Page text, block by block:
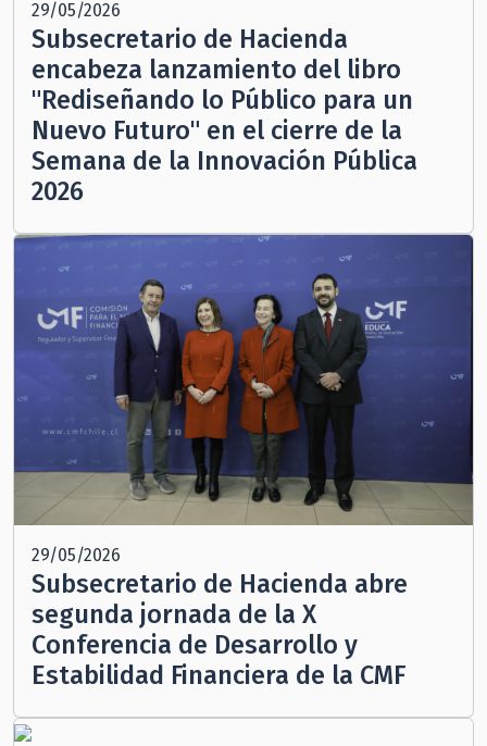
29/05/2026
Subsecretario de Hacienda
encabeza lanzamiento del libro
"Rediseñando lo Público para un
Nuevo Futuro" en el cierre de la
Semana de la Innovación Pública
2026
29/05/2026
Subsecretario de Hacienda abre
segunda jornada de la X
Conferencia de Desarrollo y
Estabilidad Financiera de la CMF